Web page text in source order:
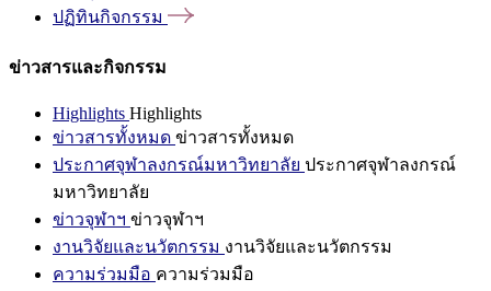
ปฏิทินกิจกรรม
ข่าวสารและกิจกรรม
Highlights Highlights
ข่าวสารทั้งหมด ข่าวสารทั้งหมด
ประกาศจุฬาลงกรณ์มหาวิทยาลัย ประกาศจุฬาลงกรณ์
มหาวิทยาลัย
ข่าวจุฬาฯ ข่าวจุฬาฯ
งานวิจัยและนวัตกรรม งานวิจัยและนวัตกรรม
ความร่วมมือ ความร่วมมือ